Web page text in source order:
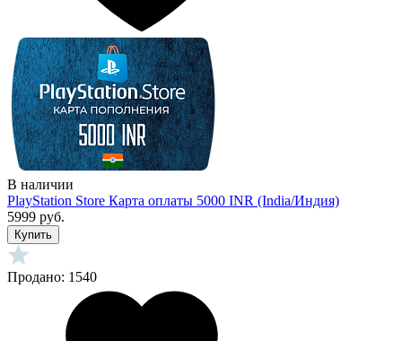
В наличии
PlayStation Store Карта оплаты 5000 INR (India/Индия)
5999 руб.
Купить
Продано: 1540